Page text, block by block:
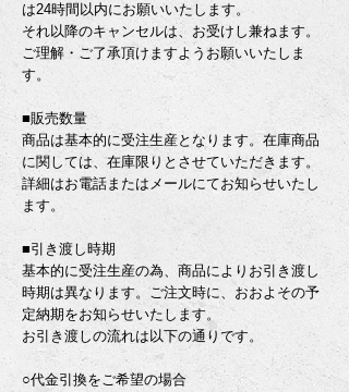
は24時間以内にお願いいたします。
それ以降のキャンセルは、お受けし兼ねます。
ご理解・ご了承頂けますようお願いいたしま
す。
■販売数量
商品は基本的に受注生産となります。在庫商品
に関しては、在庫限りとさせていただきます。
詳細はお電話またはメールにてお知らせいたし
ます。
■引き渡し時期
基本的に受注生産の為、商品によりお引き渡し
時期は異なります。ご注文時に、おおよその予
定納期をお知らせいたします。
お引き渡しの流れは以下の通りです。
○代金引換をご希望の場合